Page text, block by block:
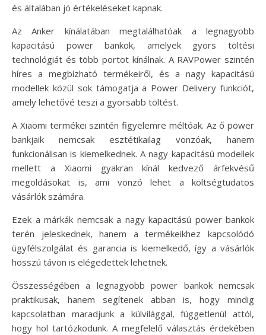
és általában jó értékeléseket kapnak.
Az Anker kínálatában megtalálhatóak a legnagyobb
kapacitású power bankok, amelyek gyors töltési
technológiát és több portot kínálnak. A RAVPower szintén
híres a megbízható termékeiről, és a nagy kapacitású
modellek közül sok támogatja a Power Delivery funkciót,
amely lehetővé teszi a gyorsabb töltést.
A Xiaomi termékei szintén figyelemre méltóak. Az ő power
bankjaik nemcsak esztétikailag vonzóak, hanem
funkcionálisan is kiemelkednek. A nagy kapacitású modellek
mellett a Xiaomi gyakran kínál kedvező árfekvésű
megoldásokat is, ami vonzó lehet a költségtudatos
vásárlók számára.
Ezek a márkák nemcsak a nagy kapacitású power bankok
terén jeleskednek, hanem a termékeikhez kapcsolódó
ügyfélszolgálat és garancia is kiemelkedő, így a vásárlók
hosszú távon is elégedettek lehetnek.
Összességében a legnagyobb power bankok nemcsak
praktikusak, hanem segítenek abban is, hogy mindig
kapcsolatban maradjunk a külvilággal, függetlenül attól,
hogy hol tartózkodunk. A megfelelő választás érdekében